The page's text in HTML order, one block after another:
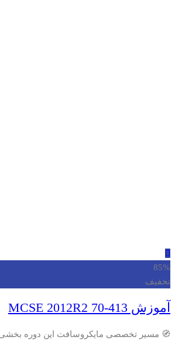
85%
تخفیف
آموزش MCSE 2012R2 70-413
🧭 مسیر تخصصی مایکروسافت این دوره بخشی